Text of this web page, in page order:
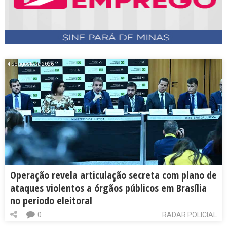
4 de agosto de 2026
Operação revela articulação secreta com plano de
ataques violentos a órgãos públicos em Brasília
no período eleitoral
RADAR POLICIAL
0